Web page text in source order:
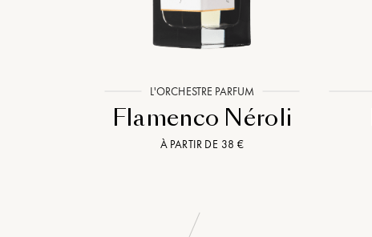
L'ORCHESTRE PARFUM
Flamenco Néroli
À PARTIR DE 38 €